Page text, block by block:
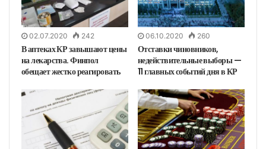
02.07.2020 242
В аптеках КР завышают цены
на лекарства. Финпол
обещает жестко реагировать
06.10.2020 260
Отставки чиновников,
недействительные выборы —
11 главных событий дня в КР